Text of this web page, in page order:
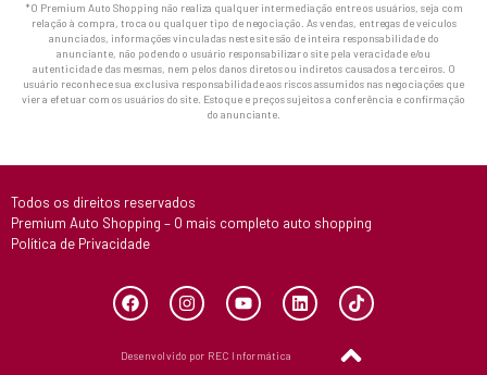
*O Premium Auto Shopping não realiza qualquer intermediação entre os usuários, seja com
relação à compra, troca ou qualquer tipo de negociação. As vendas, entregas de veículos
anunciados, informações vinculadas neste site são de inteira responsabilidade do
anunciante, não podendo o usuário responsabilizar o site pela veracidade e/ou
autenticidade das mesmas, nem pelos danos diretos ou indiretos causados a terceiros. O
usuário reconhece sua exclusiva responsabilidade aos riscos assumidos nas negociações que
vier a efetuar com os usuários do site. Estoque e preços sujeitos a conferência e confirmação
do anunciante.
Todos os direitos reservados
Premium Auto Shopping – O mais completo auto shopping
Política de Privacidade
Desenvolvido por REC Informática